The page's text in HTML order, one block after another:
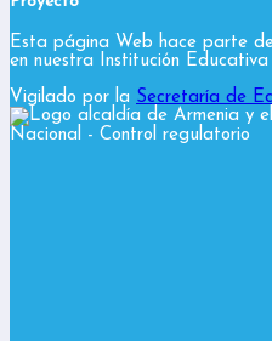
Esta página Web hace parte
en nuestra Institución Educativa
Vigilado por la Secretaría de
y
Nacional - Control regulatorio